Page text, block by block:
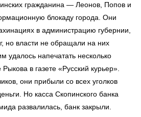
гражданина — Леонов, Попов и
блокаду города. Они
в администрацию губернии,
но власти не обращали на них
удалось напечатать несколько
в газете «Русский курьер».
они прибыли со всех уголков
Но касса Скопинского банка
развалилась, банк закрыли.